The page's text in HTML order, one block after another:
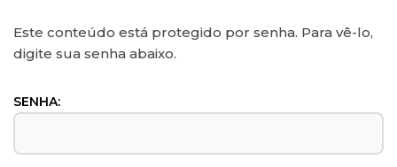
Este conteúdo está protegido por senha. Para vê-lo,
digite sua senha abaixo.
SENHA: